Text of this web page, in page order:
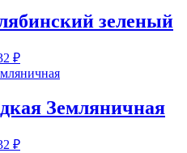
зеленый
₽
Земляничная
₽